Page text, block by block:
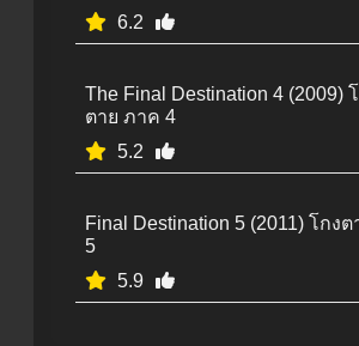
6.2
The Final Destination 4 (2009)
ตาย ภาค 4
5.2
Final Destination 5 (2011) โกง
5
5.9